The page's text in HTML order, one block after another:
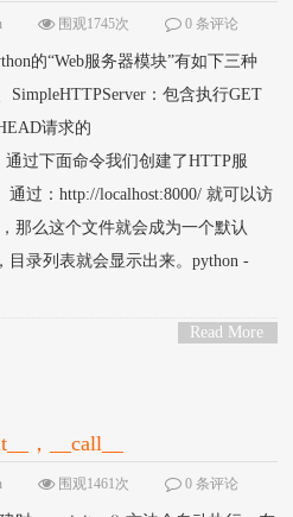
围观1745次 0 条评论
的“Web服务器模块”有如下三种
SimpleHTTPServer：包含执行GET
请求的
通过下面命令我们创建了HTTP服
过：http://localhost:8000/ 就可以访
那么这个文件就会成为一个默认
目录列表就会显示出来。python -
Read More
，__call__
围观1461次 0 条评论